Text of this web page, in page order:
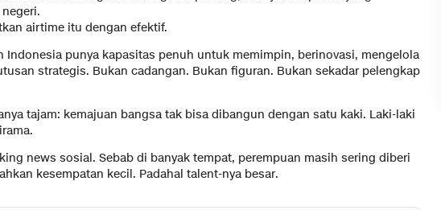
airtime itu dengan efektif.
Indonesia punya kapasitas penuh untuk memimpin, berinovasi, mengelola
strategis. Bukan cadangan. Bukan figuran. Bukan sekadar pelengkap
tajam: kemajuan bangsa tak bisa dibangun dengan satu kaki. Laki-laki
news sosial. Sebab di banyak tempat, perempuan masih sering diberi
kesempatan kecil. Padahal talent-nya besar.